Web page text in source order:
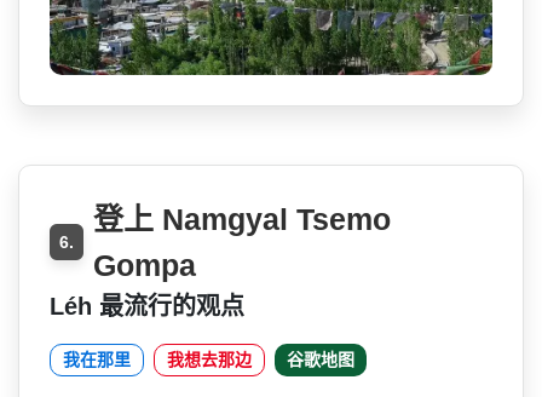
6.
登上 Namgyal Tsemo
Gompa
Léh 最流行的观点
我在那里 我想去那边 谷歌地图